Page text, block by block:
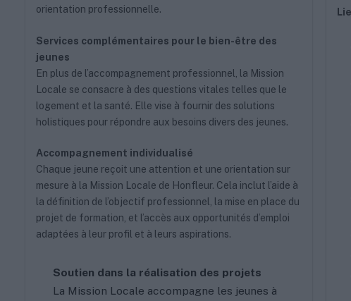
orientation professionnelle.
Services complémentaires pour le bien-être des
jeunes
En plus de l’accompagnement professionnel, la Mission
Locale se consacre à des questions vitales telles que le
logement et la santé. Elle vise à fournir des solutions
holistiques pour répondre aux besoins divers des jeunes.
Accompagnement individualisé
Chaque jeune reçoit une attention et une orientation sur
mesure à la Mission Locale de Honfleur. Cela inclut l’aide à
la définition de l’objectif professionnel, la mise en place du
projet de formation, et l’accès aux opportunités d’emploi
adaptées à leur profil et à leurs aspirations.
Soutien dans la réalisation des projets
La Mission Locale accompagne les jeunes à